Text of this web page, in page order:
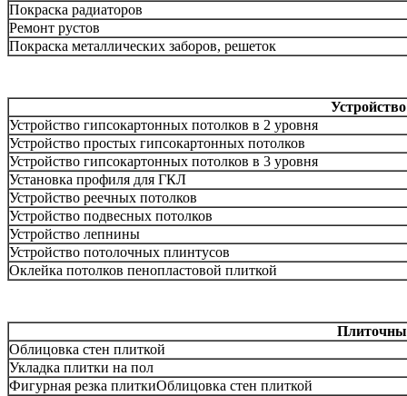
Покраска радиаторов
Ремонт рустов
Покраска металлических заборов, решеток
Устройство гипсокартонных потолков в 2 уровня
Устройство простых гипсокартонных потолков
Устройство гипсокартонных потолков в 3 уровня
Установка профиля для ГКЛ
Устройство реечных потолков
Устройство подвесных потолков
Устройство лепнины
Устройство потолочных плинтусов
Оклейка потолков пенопластовой плиткой
Облицовка стен плиткой
Укладка плитки на пол
Фигурная резка плиткиОблицовка стен плиткой